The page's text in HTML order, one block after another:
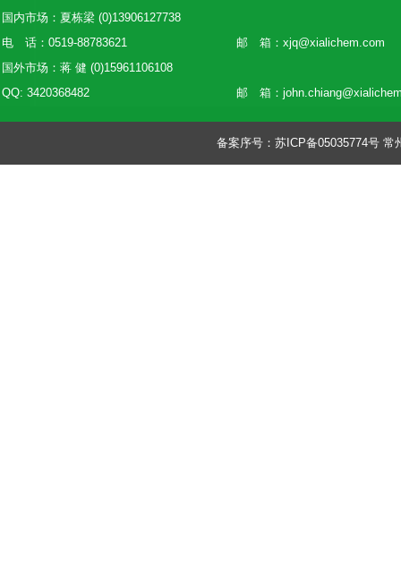
国内市场：夏栋梁 (0)13906127738
电 话：0519-88783621
邮 箱： xjq@xialichem.com
国外市场：蒋 健 (0)15961106108
QQ: 3420368482
邮 箱：
备案序号： 苏ICP备05035774号 常